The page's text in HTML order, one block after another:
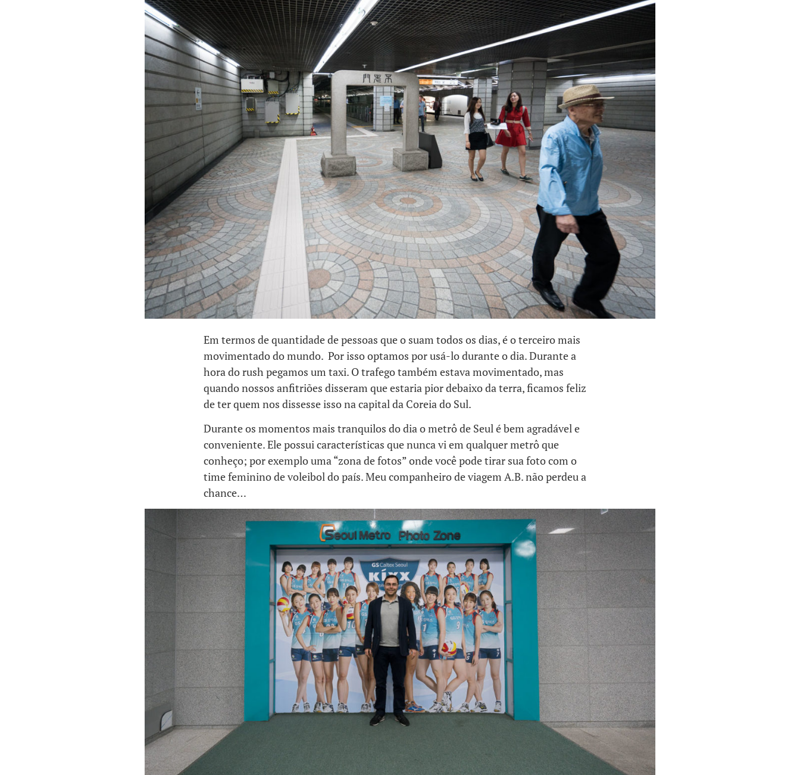
Em termos de quantidade de pessoas que o suam todos os dias, é o terceiro mais
movimentado do mundo. Por isso optamos por usá-lo durante o dia. Durante a
hora do rush pegamos um taxi. O trafego também estava movimentado, mas
quando nossos anfitriões disseram que estaria pior debaixo da terra, ficamos feliz
de ter quem nos dissesse isso na capital da Coreia do Sul.
Durante os momentos mais tranquilos do dia o metrô de Seul é bem agradável e
conveniente. Ele possui características que nunca vi em qualquer metrô que
conheço; por exemplo uma “zona de fotos” onde você pode tirar sua foto com o
time feminino de voleibol do país. Meu companheiro de viagem A.B. não perdeu a
chance…